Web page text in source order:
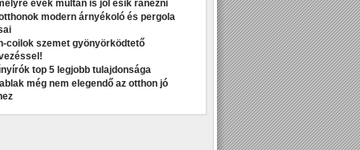
évek múltán is jól esik ránézni
modern árnyékoló és pergola
coilok szemet gyönyörködtető
top 5 legjobb tulajdonsága
még nem elegendő az otthon jó